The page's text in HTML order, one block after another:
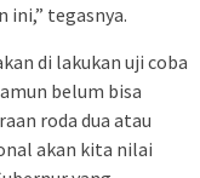
ini,” tegasnya.
di lakukan uji coba
belum bisa
roda dua atau
akan kita nilai